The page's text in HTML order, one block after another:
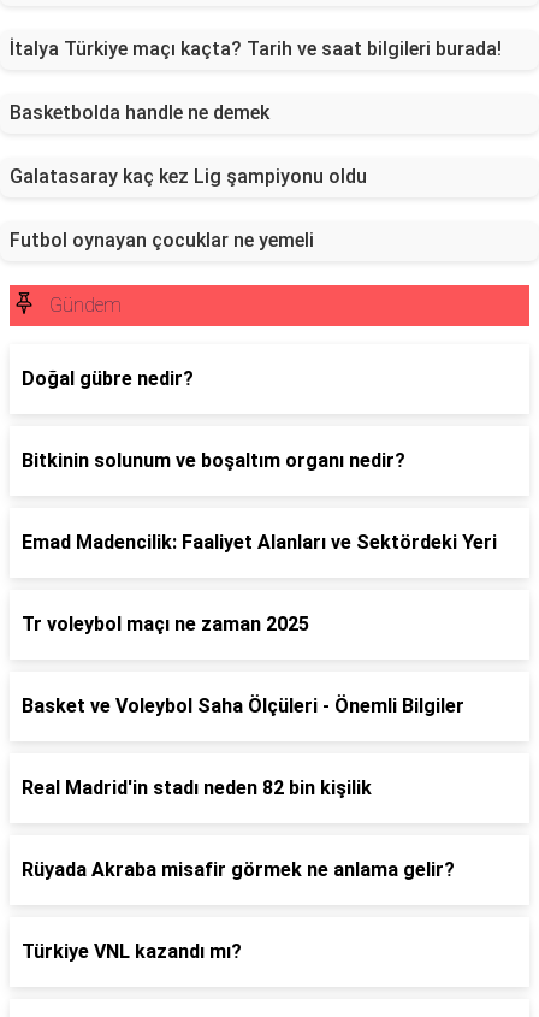
İtalya Türkiye maçı kaçta? Tarih ve saat bilgileri burada!
Basketbolda handle ne demek
Galatasaray kaç kez Lig şampiyonu oldu
Futbol oynayan çocuklar ne yemeli
Gündem
Doğal gübre nedir?
Bitkinin solunum ve boşaltım organı nedir?
Emad Madencilik: Faaliyet Alanları ve Sektördeki Yeri
Tr voleybol maçı ne zaman 2025
Basket ve Voleybol Saha Ölçüleri - Önemli Bilgiler
Real Madrid'in stadı neden 82 bin kişilik
Rüyada Akraba misafir görmek ne anlama gelir?
Türkiye VNL kazandı mı?